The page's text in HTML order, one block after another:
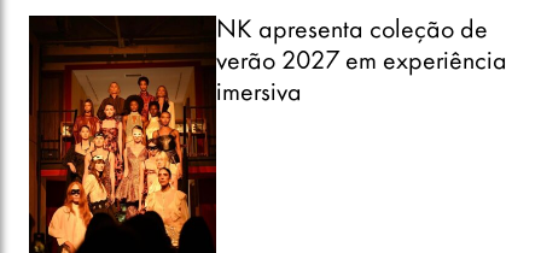
NK apresenta coleção de
verão 2027 em experiência
imersiva